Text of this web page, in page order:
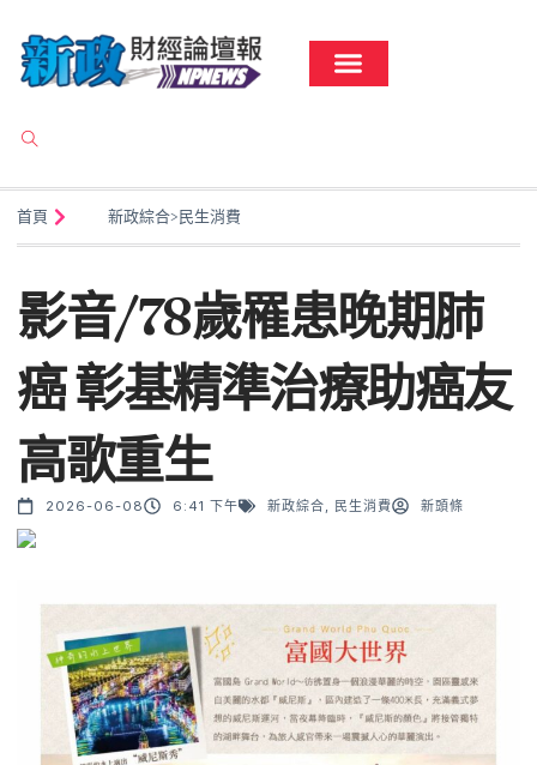
首頁 新政綜合>民生消費
影音/78歲罹患晚期肺
癌 彰基精準治療助癌友
高歌重生
2026-06-08 6:41 下午 新政綜合 民生消費 新頭條